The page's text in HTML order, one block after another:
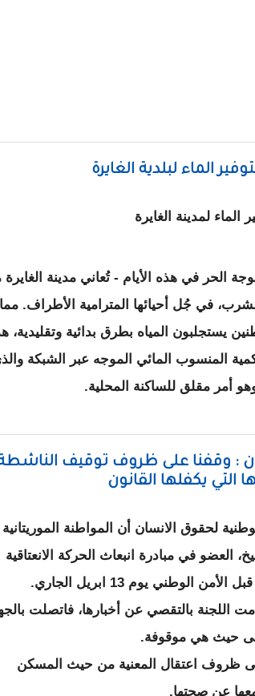
وفرصة تخفيف عبء الدين (١) / سيدي احمد ولد ابوه
الماء لبلدية الغايرة
الماء لمدينة الغايرة
الحر في هذه الأيام - تُعاني مدينة
في جُل أحيائها المترامية الأطراف. مما
يستجلبون المياه بطرق بدائية وتقليدية،
المنسوب المائي الموجه عبر الشبكة
أمر مقلق للساكنة المحلية.
يطالبون بتوفير الماء لبلدية الغايرة
: وقفنا على ظروف توقيف
يكفلها القانون
لحقوق الانسان أن المواطنة الموريتانية
العضو في مبادرة انبعاث الحركة الانعتاقية
الوطني يوم 13 ابريل الجاري.
ابريل، قامت اللجنة بالتقصي عن أخبارها، فاتصلت
إلى حيث هي موقوفة.
ظروف اعتقال المعنية من حيث المسكن
عن صحتها.